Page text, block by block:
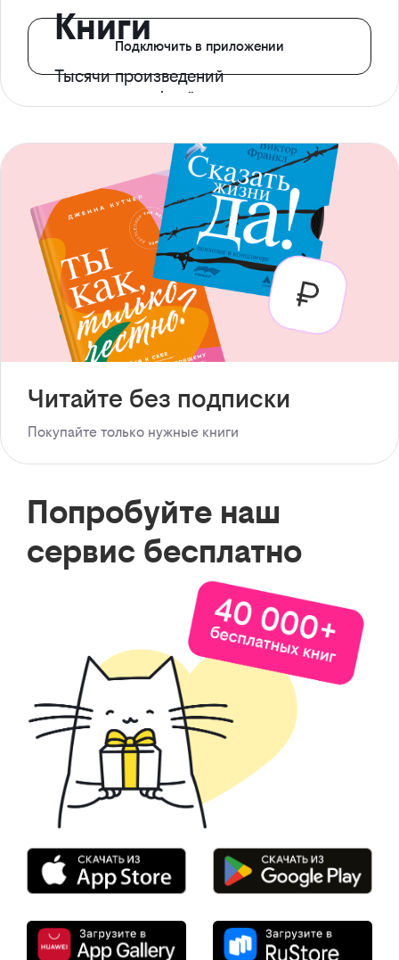
Книги
Тысячи произведений
с доступом офлайн
Подключить в приложении
Читайте без подписки
Покупайте только нужные книги
Попробуйте наш
сервис бесплатно